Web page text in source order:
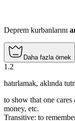
Deprem kurbanlarını
Daha fazla örnek
1 .2
hatırlamak, aklında
to show that one
money, etc.
Transitive: to